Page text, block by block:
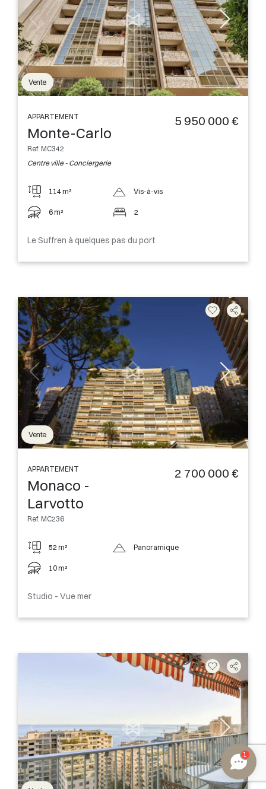
Vente
APPARTEMENT
Monte-Carlo
Ref. MC342
Centre ville - Conciergerie
5 950 000 €
114 m²
6 m²
Vis-à-vis
2
Le Suffren à quelques pas du port
Vente
APPARTEMENT
Monaco -
Larvotto
Ref. MC236
2 700 000 €
52 m²
10 m²
Panoramique
Studio - Vue mer
1